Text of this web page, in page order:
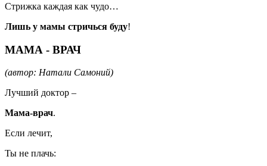
Стрижка каждая как чудо…
Лишь у мамы стричься буду!
МАМА - ВРАЧ
(автор: Натали Самоний)
Лучший доктор –
Мама-врач.
Если лечит,
Ты не плачь: